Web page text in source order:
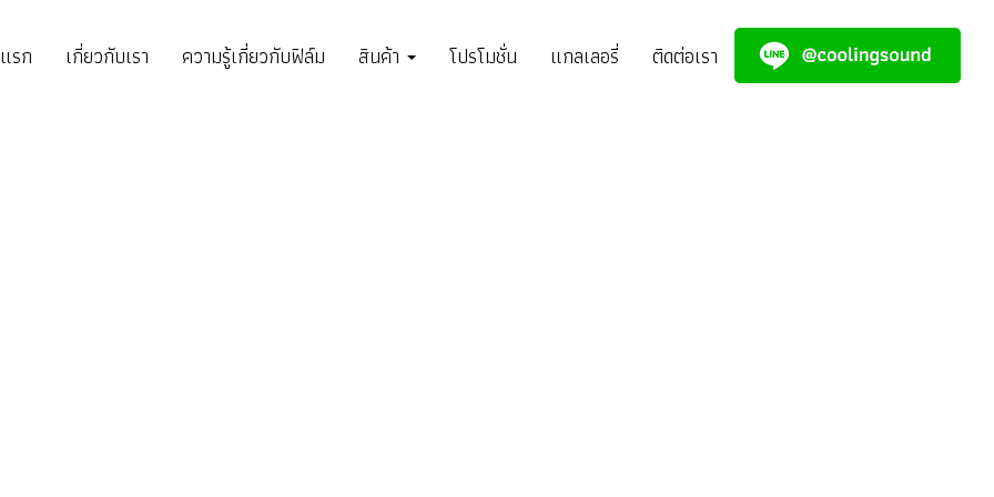
รก เกี่ยวกับเรา ความรู้เกี่ยวกับฟิล์ม สินค้า โปรโมชั่น แกลเลอรี่ ติดต่อเรา